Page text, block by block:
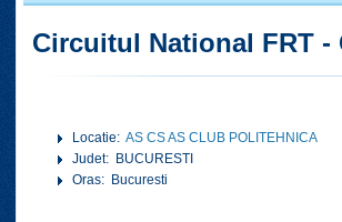
Circuitul National FRT
Locatie:AS CS AS CLUB POLITEHNICA
Judet: BUCURESTI
Oras: Bucuresti